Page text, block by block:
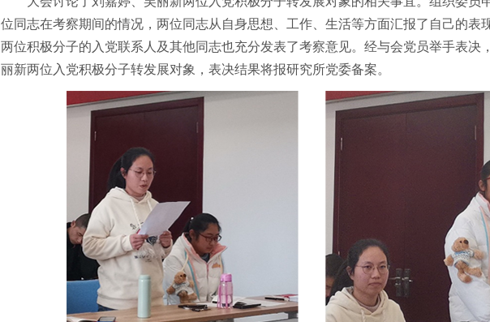
位同志在考察期间的情况，两位同志从自身思想、工作、生活等方面汇报了自己的表
两位积极分子的入党联系人及其他同志也充分发表了考察意见。经与会党员举手表决
丽新两位入党积极分子转发展对象，表决结果将报研究所党委备案。